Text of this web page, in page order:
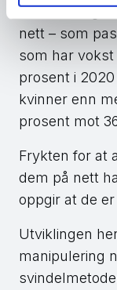
bli lurt til å gi
nett – som
som har
prosent i
kvinner enn
prosent mot
Frykten for at
dem på nett
oppgir at de
Utviklingen
manipulering